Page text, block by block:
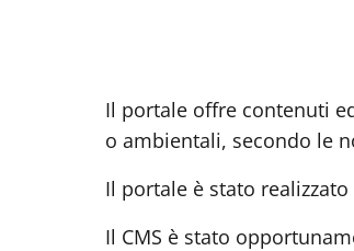
Il portale offre contenuti
o ambientali, secondo le
Il portale è stato
Il CMS è stato